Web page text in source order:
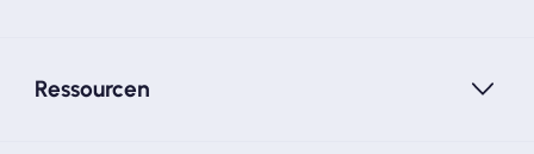
Ressourcen